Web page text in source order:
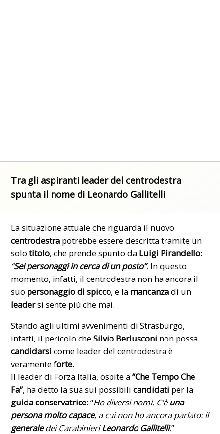
Tra gli aspiranti leader del centrodestra
spunta il nome di Leonardo Gallitelli
La situazione attuale che riguarda il nuovo
centrodestra potrebbe essere descritta tramite un
solotitolo, che prende spunto da Luigi Pirandello:
“Sei personaggi in cerca di un posto”. In questo
momento, infatti, il centrodestra non ha ancora il
suo personaggio di spicco, e la mancanzadi un
leadersi sente più che mai.
Stando agli ultimi avvenimenti di Strasburgo,
infatti, il pericolo cheSilvio Berlusconi non possa
candidarsi come leader del centrodestra è
veramenteforte.
Il leader di Forza Italia, ospite a“Che Tempo Che
Fa”, ha detto la sua sui possibilicandidati per la
guida conservatrice: “Ho diversi nomi. C’è una
persona molto capace, a cui non ho ancora parlato: il
generaledeiCarabinieri Leonardo Gallitelli.”